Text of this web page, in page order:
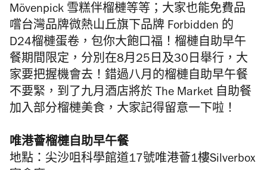
Mövenpick 雪糕伴榴槤等等；大家也能免費品
嚐台灣品牌微熱山丘旗下品牌 Forbidden 的
D24榴槤蛋卷，包你大飽口福！榴槤自助早午
餐期間限定，分別在8月25日及30日舉行，大
家要把握機會去！錯過八月的榴槤自助早午餐
不要緊，到了九月酒店將於 The Market 自助餐
加入部分榴槤美食，大家記得留意一下啦！
唯港薈榴槤自助早午餐
地點：尖沙咀科學館道17號唯港薈1樓Silverbox